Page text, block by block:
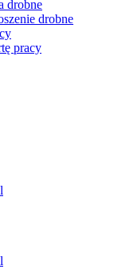
drobne
drobne
pracy